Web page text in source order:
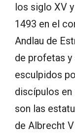
los siglo XV
1493 en el
Andlau de
de profetas
esculpidos
discípulos en
son las
de Albrecht